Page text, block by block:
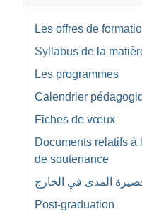
Les offres de
Syllabus de la
Les programmes
Calendrier
Fiches de vœux
Documents relatifs à
de soutenance
المدى في الخارج
Post-graduation